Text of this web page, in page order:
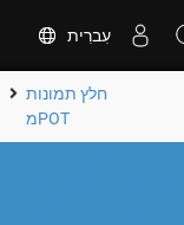
עִברִית
חלץ תמונות
מPOT